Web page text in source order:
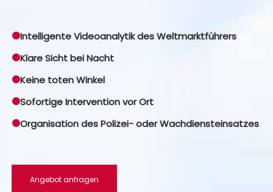
Intelligente Videoanalytik des Weltmarktführers
Klare Sicht bei Nacht
Keine toten Winkel
Sofortige Intervention vor Ort
Organisation des Polizei- oder Wachdiensteinsatzes
Angebot anfragen